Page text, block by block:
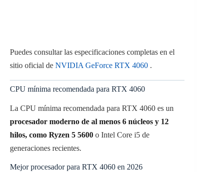
Puedes consultar las especificaciones completas en el
sitio oficial de NVIDIA GeForce RTX 4060 .
CPU mínima recomendada para RTX 4060
La CPU mínima recomendada para RTX 4060 es un
procesador moderno de al menos 6 núcleos y 12
hilos, como Ryzen 5 5600 o Intel Core i5 de
generaciones recientes.
Mejor procesador para RTX 4060 en 2026